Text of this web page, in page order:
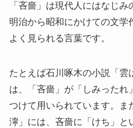
「吝嗇」は現代人にはなじみ
明治から昭和にかけての文学
よく見られる言葉です。
たとえば石川啄木の小説「雲
は、「吝嗇」が「しみったれ
つけて用いられています。ま
濘」には、吝嗇に「けち」と